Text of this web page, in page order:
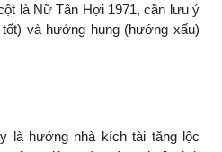
là Nữ Tân Hợi 1971, cần lưu ý
và hướng hung (hướng xấu)
là hướng nhà kích tài tăng lộc